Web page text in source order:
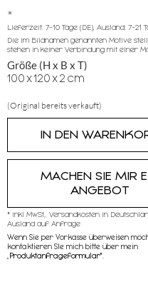
*
Lieferzeit: 7-10 Tage (DE), Ausland: 7-21
Die im Bildnamen genannten Motive
stehen in keiner Verbindung mit einer
Größe (H x B x T)
100x120x2 cm
(Original bereits verkauft)
MACHEN SIE MIR
ANGEBOT
* inkl MwSt,, Versandkosten in
Ausland auf Anfrage
Wenn Sie per Vorkasse überweisen
kontaktieren SIe mich bitte über mein
Produktanfrageformular"